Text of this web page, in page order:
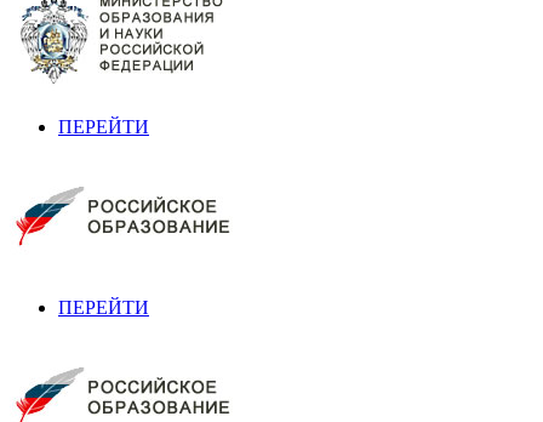
ПЕРЕЙТИ
ПЕРЕЙТИ